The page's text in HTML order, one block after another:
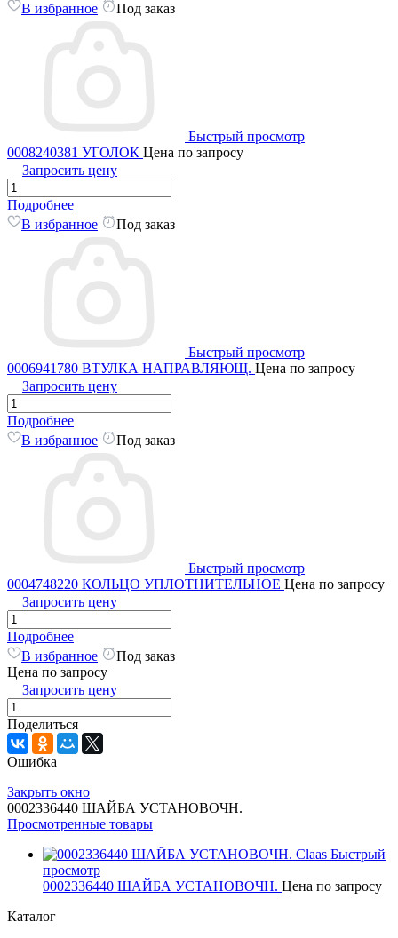
В избранное
Под заказ
Быстрый просмотр
0008240381 УГОЛОК Цена по запросу
Запросить цену
Подробнее
В избранное
Под заказ
Быстрый просмотр
0006941780 ВТУЛКА НАПРАВЛЯЮЩ. Цена по запросу
Запросить цену
Подробнее
В избранное
Под заказ
Быстрый просмотр
0004748220 КОЛЬЦО УПЛОТНИТЕЛЬНОЕ Цена по запросу
Запросить цену
Подробнее
В избранное
Под заказ
Цена по запросу
Запросить цену
Поделиться
Ошибка
Закрыть окно
0002336440 ШАЙБА УСТАНОВОЧН.
Просмотренные товары
Быстрый
просмотр
0002336440 ШАЙБА УСТАНОВОЧН. Цена по запросу
Каталог